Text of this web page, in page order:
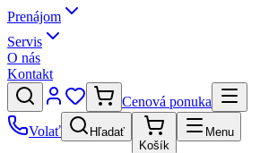
Prenájom
Servis
O nás
Kontakt
Cenová ponuka
Volať
Hľadať
Košík
Menu